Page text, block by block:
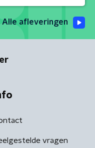
Alle afleveringen
vragen